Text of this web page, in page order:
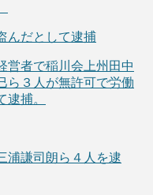
んだとして逮捕
営者で稲川会上州田中
ら３人が無許可で労働
捕。
浦謙司朗ら４人を逮